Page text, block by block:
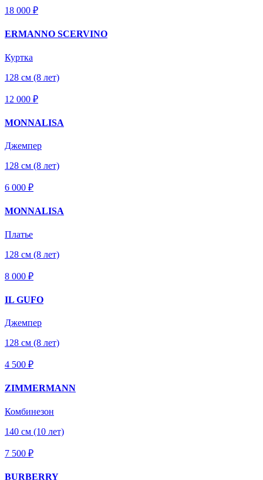
18 000 ₽
ERMANNO SCERVINO
Куртка
128 см (8 лет)
12 000 ₽
MONNALISA
Джемпер
128 см (8 лет)
6 000 ₽
MONNALISA
Платье
128 см (8 лет)
8 000 ₽
IL GUFO
Джемпер
128 см (8 лет)
4 500 ₽
ZIMMERMANN
Комбинезон
140 см (10 лет)
7 500 ₽
BURBERRY